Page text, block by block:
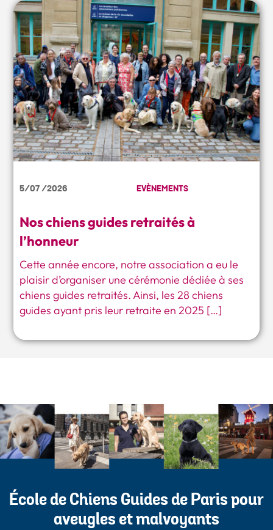
Nos chiens guides retraités à
l’honneur
Cette année encore, notre association a eu le
plaisir d’organiser une cérémonie dédiée à ses
chiens guides retraités. Ainsi, les 28 chiens
guides ayant pris leur retraite en 2025 […]
5/07 /2026 EVÈNEMENTS
École de Chiens Guides de Paris pour
aveugles et malvoyants